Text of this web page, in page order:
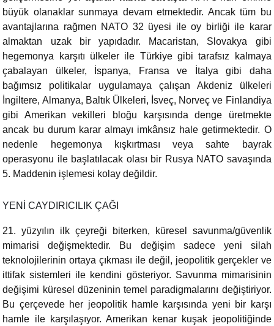
büyük olanaklar sunmaya devam etmektedir. Ancak tüm bu
avantajlarına rağmen NATO 32 üyesi ile oy birliği ile karar
almaktan uzak bir yapıdadır. Macaristan, Slovakya gibi
hegemonya karşıtı ülkeler ile Türkiye gibi tarafsız kalmaya
çabalayan ülkeler, İspanya, Fransa ve İtalya gibi daha
bağımsız politikalar uygulamaya çalışan Akdeniz ülkeleri
İngiltere, Almanya, Baltık Ülkeleri, İsveç, Norveç ve Finlandiya
gibi Amerikan vekilleri bloğu karşısında denge üretmekte
ancak bu durum karar almayı imkânsız hale getirmektedir. O
nedenle hegemonya kışkırtması veya sahte bayrak
operasyonu ile başlatılacak olası bir Rusya NATO savaşında
5. Maddenin işlemesi kolay değildir.
YENİ CAYDIRICILIK ÇAĞI
21. yüzyılın ilk çeyreği biterken, küresel savunma/güvenlik
mimarisi değişmektedir. Bu değişim sadece yeni silah
teknolojilerinin ortaya çıkması ile değil, jeopolitik gerçekler ve
ittifak sistemleri ile kendini gösteriyor. Savunma mimarisinin
değişimi küresel düzeninin temel paradigmalarını değiştiriyor.
Bu çerçevede her jeopolitik hamle karşısında yeni bir karşı
hamle ile karşılaşıyor. Amerikan kenar kuşak jeopolitiğinde